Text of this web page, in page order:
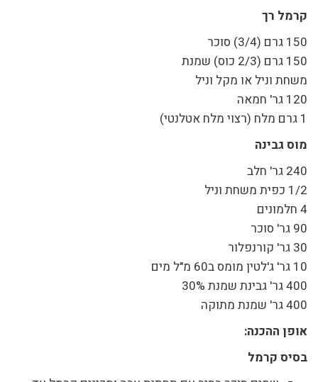
קרמל רך
150 גרם (3/4) סוכר
150 גרם (2/3 כוס) שמנת
משחת וניל או מקל וניל
120 גר' חמאה
1 גרם מלח (רצוי מלח אטלנטי)
מוס גבינה
240 גר' חלב
1/2 כפית משחת וניל
4 חלמונים
90 גר' סוכר
30 גר' קורנפלור
10 גר' ג'לטין מומס ב60 מ"ל מים
400 גר' גבינת שמנת 30%
400 גר' שמנת מתוקה
אופן ההכנה:
בסיס קרמל